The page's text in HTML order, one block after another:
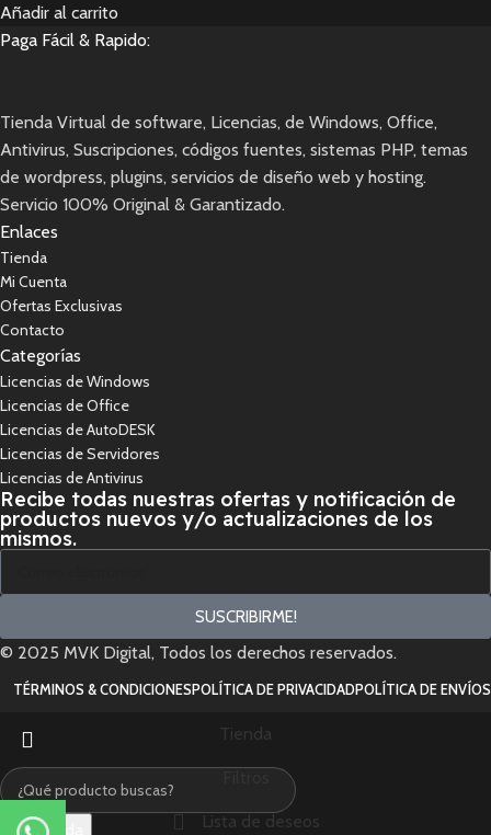
Añadir al carrito
Paga Fácil & Rapido:
Tienda Virtual de software, Licencias, de Windows, Office,
Antivirus, Suscripciones, códigos fuentes, sistemas PHP, temas
de wordpress, plugins, servicios de diseño web y hosting.
Servicio 100% Original & Garantizado.
Enlaces
Tienda
Mi Cuenta
Ofertas Exclusivas
Contacto
Categorías
Licencias de Windows
Licencias de Office
Licencias de AutoDESK
Licencias de Servidores
Licencias de Antivirus
Recibe todas nuestras ofertas y notificación de
productos nuevos y/o actualizaciones de los
mismos.
SUSCRIBIRME!
© 2025 MVK Digital, Todos los derechos reservados.
TÉRMINOS & CONDICIONESPOLÍTICA DE PRIVACIDADPOLÍTICA DE ENVÍOS
Búsqueda
Tienda
Lista de deseos